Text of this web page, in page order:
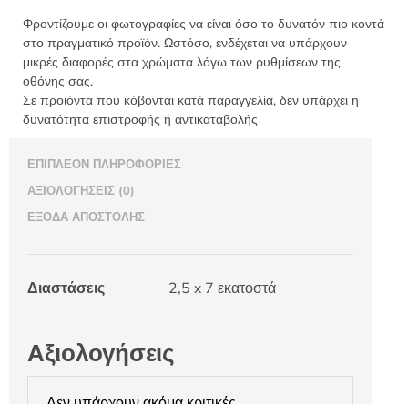
Φροντίζουμε οι φωτογραφίες να είναι όσο το δυνατόν πιο κοντά
στο πραγματικό προϊόν. Ωστόσο, ενδέχεται να υπάρχουν
μικρές διαφορές στα χρώματα λόγω των ρυθμίσεων της
οθόνης σας.
Σε προιόντα που κόβονται κατά παραγγελία, δεν υπάρχει η
δυνατότητα επιστροφής ή αντικαταβολής
ΕΠΙΠΛΈΟΝ ΠΛΗΡΟΦΟΡΊΕΣ
ΑΞΙΟΛΟΓΉΣΕΙΣ (0)
ΈΞΟΔΑ ΑΠΟΣΤΟΛΉΣ
Διαστάσεις 2,5 x 7 εκατοστά
Αξιολογήσεις